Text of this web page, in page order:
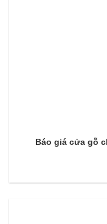
Báo giá cửa gỗ